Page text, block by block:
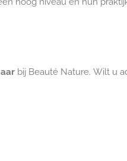
bij Beauté Nature. Wilt u